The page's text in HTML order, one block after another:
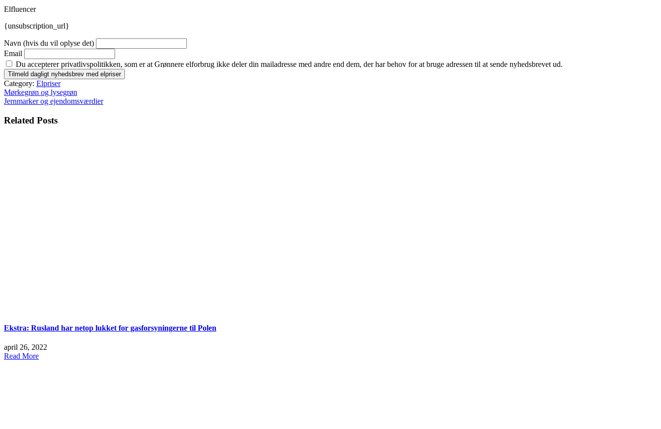
Elfluencer
{unsubscription_url}
Navn (hvis du vil oplyse det)
Email
Du accepterer privatlivspolitikken, som er at Grønnere elforbrug ikke deler din mailadresse med andre end dem, der har behov for at bruge adressen til at sende nyhedsbrevet ud.
Category: Elpriser
Indlægsnavigation
Mørkegrøn og lysegrøn
Jernmarker og ejendomsværdier
Related Posts
Ekstra: Rusland har netop lukket for gasforsyningerne til Polen
april 26, 2022
Read More